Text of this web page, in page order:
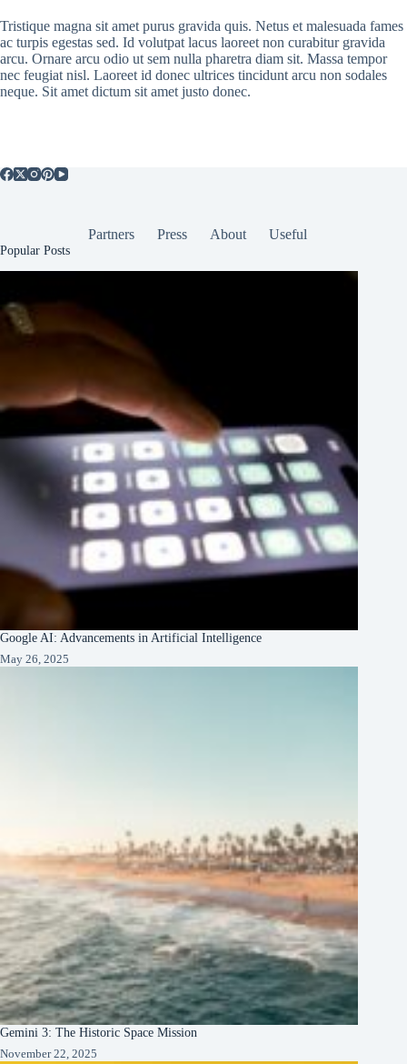
Tristique magna sit amet purus gravida quis. Netus et malesuada fames
ac turpis egestas sed. Id volutpat lacus laoreet non curabitur gravida
arcu. Ornare arcu odio ut sem nulla pharetra diam sit. Massa tempor
nec feugiat nisl. Laoreet id donec ultrices tincidunt arcu non sodales
neque. Sit amet dictum sit amet justo donec.
Partners Press About Useful
Popular Posts
Google AI: Advancements in Artificial Intelligence
May 26, 2025
Gemini 3: The Historic Space Mission
November 22, 2025